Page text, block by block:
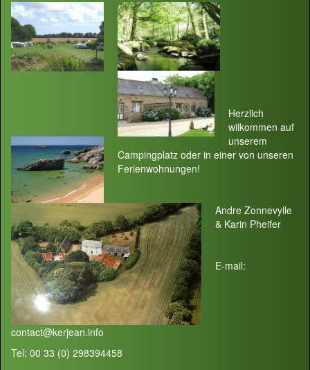
Herzlich
wilkommen auf
unserem
Campingplatz oder in einer von unseren
Ferienwohnungen!
Andre Zonnevylle
& Karin Pheifer
E-mail:
contact@kerjean.info
Tel: 00 33 (0) 298394458